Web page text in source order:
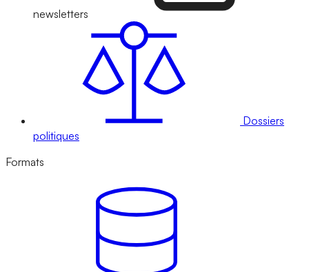
newsletters
Dossiers
politiques
Formats